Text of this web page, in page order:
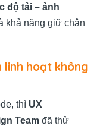
độ tải – ảnh
khả năng giữ chân
linh hoạt không
thì UX
Team đã thử